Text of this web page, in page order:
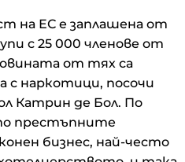
на ЕС е заплашена от
с 25 000 членове от
от тях са
с наркотици, посочи
Катрин де Бол. По
престъпните
бизнес, най-често